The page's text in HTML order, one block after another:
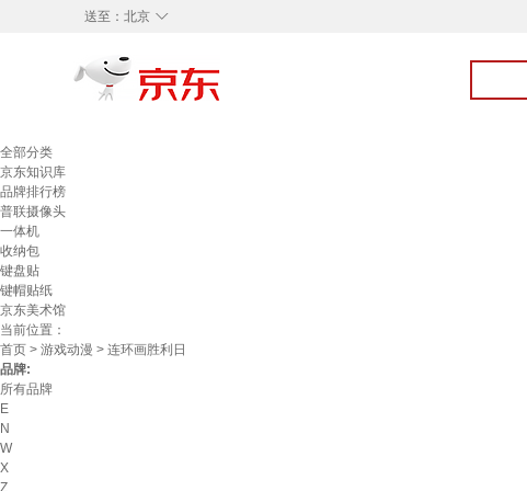
◇
送至： 北京
全部分类
京东知识库
品牌排行榜
普联摄像头
一体机
收纳包
键盘贴
键帽贴纸
京东美术馆
当前位置：
首页 > 游戏动漫 > 连环画胜利日
品牌:
所有品牌
E
N
W
X
Z